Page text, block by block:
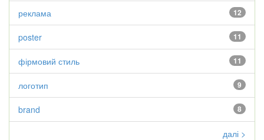
12
реклама
11
poster
11
фірмовий стиль
9
логотип
8
brand
далі >